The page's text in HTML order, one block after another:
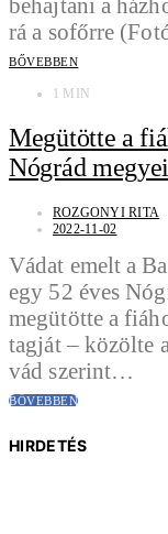
BŐVEBBEN
1 MIN
Megütötte a
Nógrád
ROZGONYI RITA
2022-11-02
Vádat emelt a
egy 52 éves
megütötte a
tagját – közölte
vád szerint…
BŐVEBBEN
HIRDETÉS